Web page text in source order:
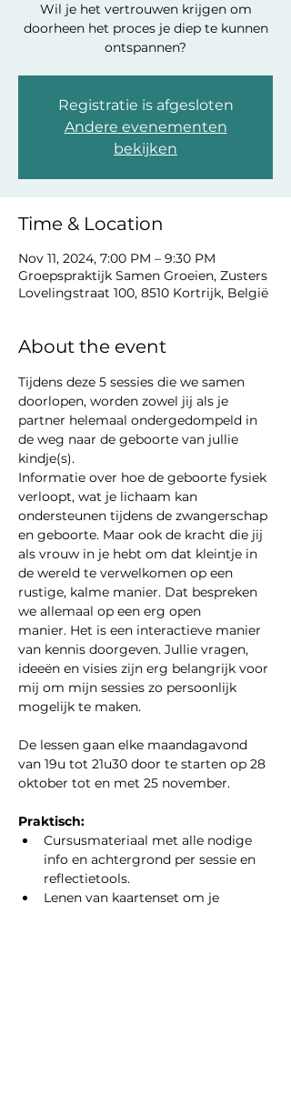
Wil je het vertrouwen krijgen om
doorheen het proces je diep te kunnen
ontspannen?
Registratie is afgesloten
Andere evenementen
bekijken
Time & Location
Nov 11, 2024, 7:00 PM – 9:30 PM
Groepspraktijk Samen Groeien, Zusters
Lovelingstraat 100, 8510 Kortrijk, België
About the event
Tijdens deze 5 sessies die we samen
doorlopen, worden zowel jij als je
partner helemaal ondergedompeld in
de weg naar de geboorte van jullie
kindje(s).
Informatie over hoe de geboorte fysiek
verloopt, wat je lichaam kan
ondersteunen tijdens de zwangerschap
en geboorte. Maar ook de kracht die jij
als vrouw in je hebt om dat kleintje in
de wereld te verwelkomen op een
rustige, kalme manier. Dat bespreken
we allemaal op een erg open
manier. Het is een interactieve manier
van kennis doorgeven. Jullie vragen,
ideeën en visies zijn erg belangrijk voor
mij om mijn sessies zo persoonlijk
mogelijk te maken.
De lessen gaan elke maandagavond
van 19u tot 21u30 door te starten op 28
oktober tot en met 25 november.
Praktisch:
Cursusmateriaal met alle nodige
info en achtergrond per sessie en
reflectietools.
Lenen van kaartenset om je